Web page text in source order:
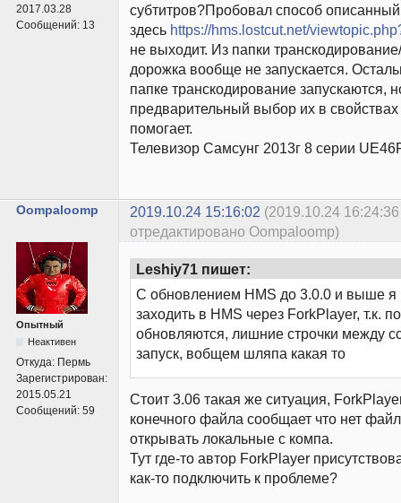
2017.03.28
Сообщений: 13
субтитров?Пробовал способ
здесь https://hms.lostcut.net/
не выходит. Из папки
дорожка вообще не запускается.
папке транскодирование запускаются,
предварительный выбор их в
помогает.
Телевизор Самсунг 2013г 8 серии
Oompaloomp 2019.10.24 15:16:02 (2019.10.24 16:24:36
отредактировано Oompaloomp)
Опытный
Неактивен
Откуда: Пермь
Зарегистрирован:
2015.05.21
Сообщений: 59
Leshiy71 пишет:
С обновлением HMS до 3.0.0 и выше я
заходить в HMS через ForkPlayer, т.к.
обновляются, лишние строчки между
запуск, вобщем шляпа какая то
Стоит 3.06 такая же ситуация,
конечного файла сообщает что нет
открывать локальные с компа.
Тут где-то автор ForkPlayer
как-то подключить к проблеме?